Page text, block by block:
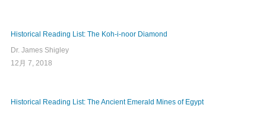
Historical Reading List: The Koh-i-noor Diamond
Dr. James Shigley
12月 7, 2018
Historical Reading List: The Ancient Emerald Mines of Egypt